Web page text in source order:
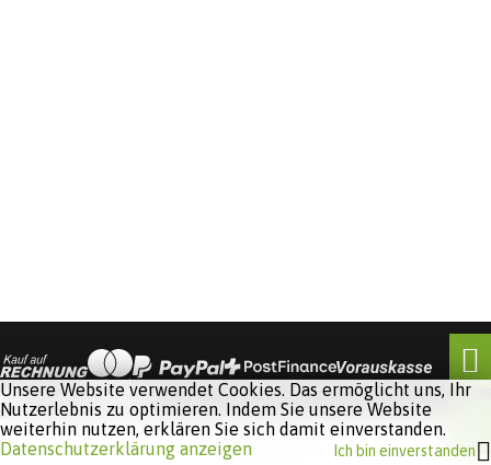
Software:
Unsere Website verwendet Cookies. Das ermöglicht uns, Ihr
Nutzerlebnis zu optimieren. Indem Sie unsere Website
weiterhin nutzen, erklären Sie sich damit einverstanden.
Datenschutzerklärung anzeigen
Ich bin einverstanden